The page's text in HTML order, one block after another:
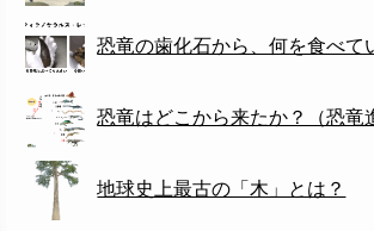
恐竜の歯化石から、何を食べて
恐竜はどこから来たか？（恐竜
地球史上最古の「木」とは？